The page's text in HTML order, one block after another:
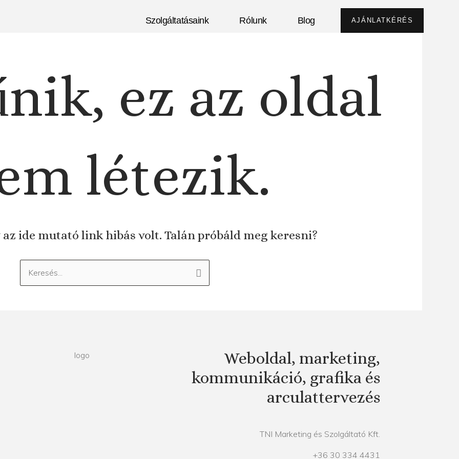
Szolgáltatásaink Rólunk Blog AJÁNLATKÉRÉS
ez az oldal
létezik.
ide mutató link hibás volt. Talán próbáld meg keresni?
Keresés:
Weboldal, marketing,
kommunikáció, grafika és
arculattervezés
TNI Marketing és Szolgáltató Kft.
+36 30 334 4431